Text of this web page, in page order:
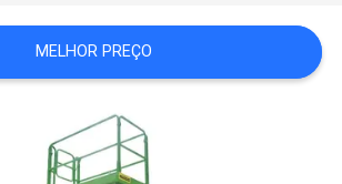
MELHOR PREÇO